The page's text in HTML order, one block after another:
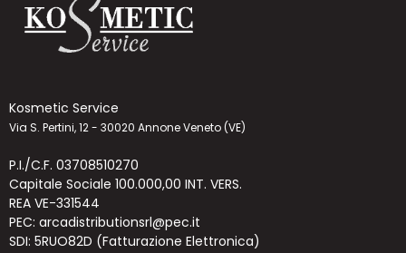
Kosmetic Service
Via S. Pertini, 12 - 30020 Annone Veneto (VE)
P.I./C.F. 03708510270
Capitale Sociale 100.000,00 INT. VERS.
REA VE-331544
PEC: arcadistributionsrl@pec.it
SDI: 5RUO82D (Fatturazione Elettronica)